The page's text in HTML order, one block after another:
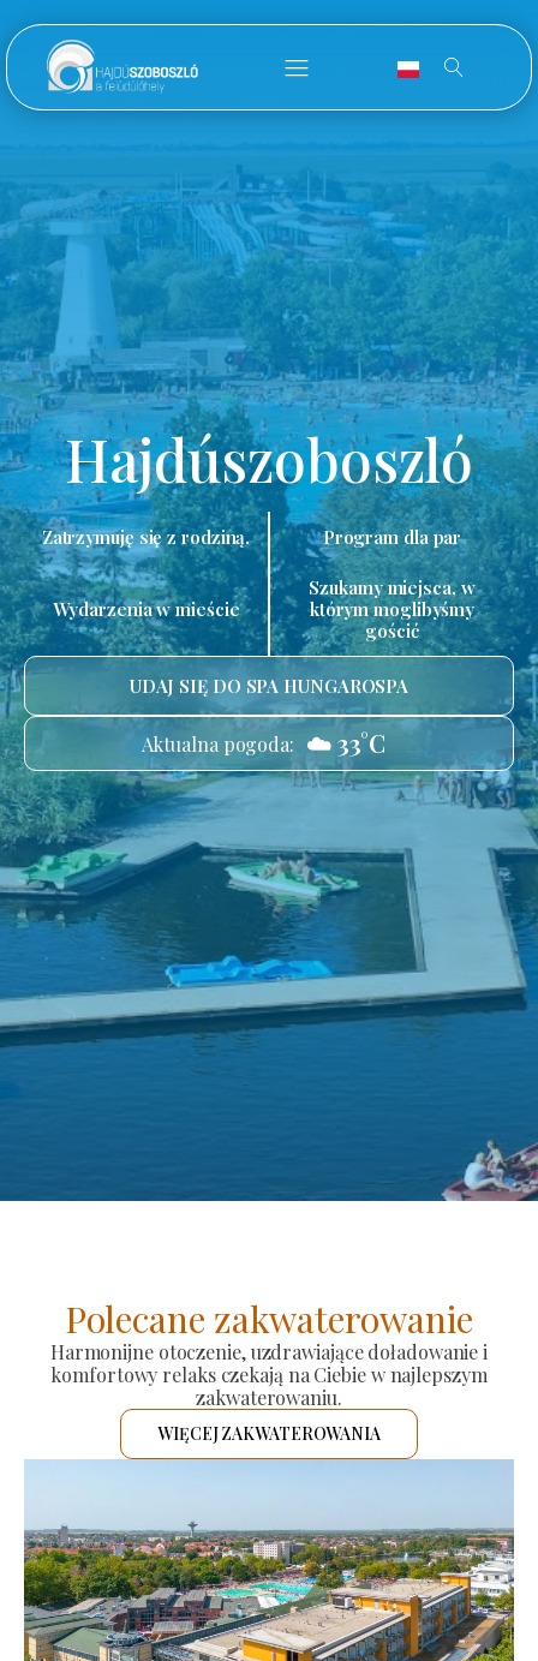
Hajdúszoboszló
Zatrzymuję się z rodziną. Program dla par
Wydarzenia w mieście
Szukamy miejsca, w
którym moglibyśmy
gościć
UDAJ SIĘ DO SPA HUNGAROSPA
Aktualna pogoda: ☁️ 33°C
Polecane zakwaterowanie
Harmonijne otoczenie, uzdrawiające doładowanie i
komfortowy relaks czekają na Ciebie w najlepszym
zakwaterowaniu.
WIĘCEJ ZAKWATEROWANIA